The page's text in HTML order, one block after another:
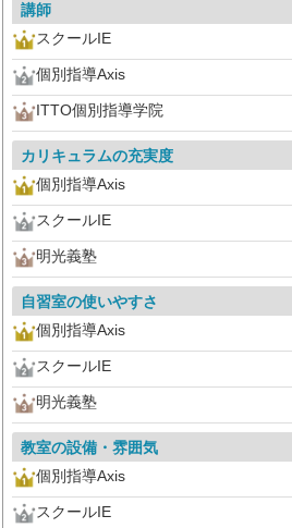
講師
スクールIE
個別指導Axis
ITTO個別指導学院
カリキュラムの充実度
個別指導Axis
スクールIE
明光義塾
自習室の使いやすさ
個別指導Axis
スクールIE
明光義塾
教室の設備・雰囲気
個別指導Axis
スクールIE